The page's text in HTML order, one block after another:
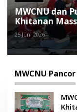
MWCNU dan
Khitanan
25 Juni 2026
MWCNU Pancor